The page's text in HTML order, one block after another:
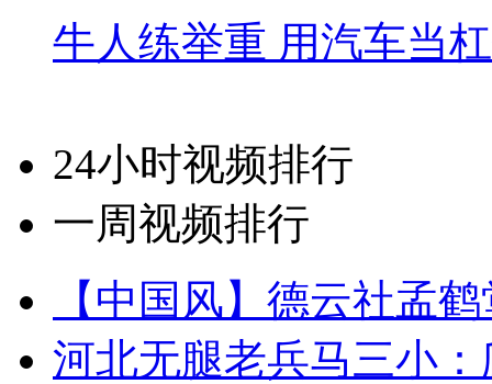
牛人练举重 用汽车当
24小时视频排行
一周视频排行
【中国风】德云社孟
河北无腿老兵马三小